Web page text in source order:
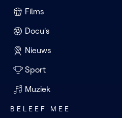
Films
Docu's
Nieuws
Sport
Muziek
BELEEF MEE